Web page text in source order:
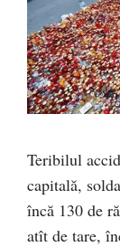
Teribilul
capitală,
încă 130 de
atît de tare,